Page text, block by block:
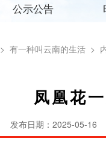
公示公告
> 有一种叫云南的生活 >
凤凰花
发布日期：2025-05-16